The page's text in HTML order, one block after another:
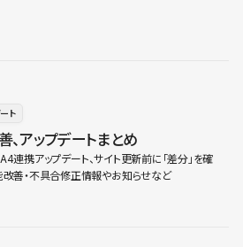
ト
、アップデートまとめ
携アップデート、サイト更新前に「差分」を確
善・不具合修正情報やお知らせなど